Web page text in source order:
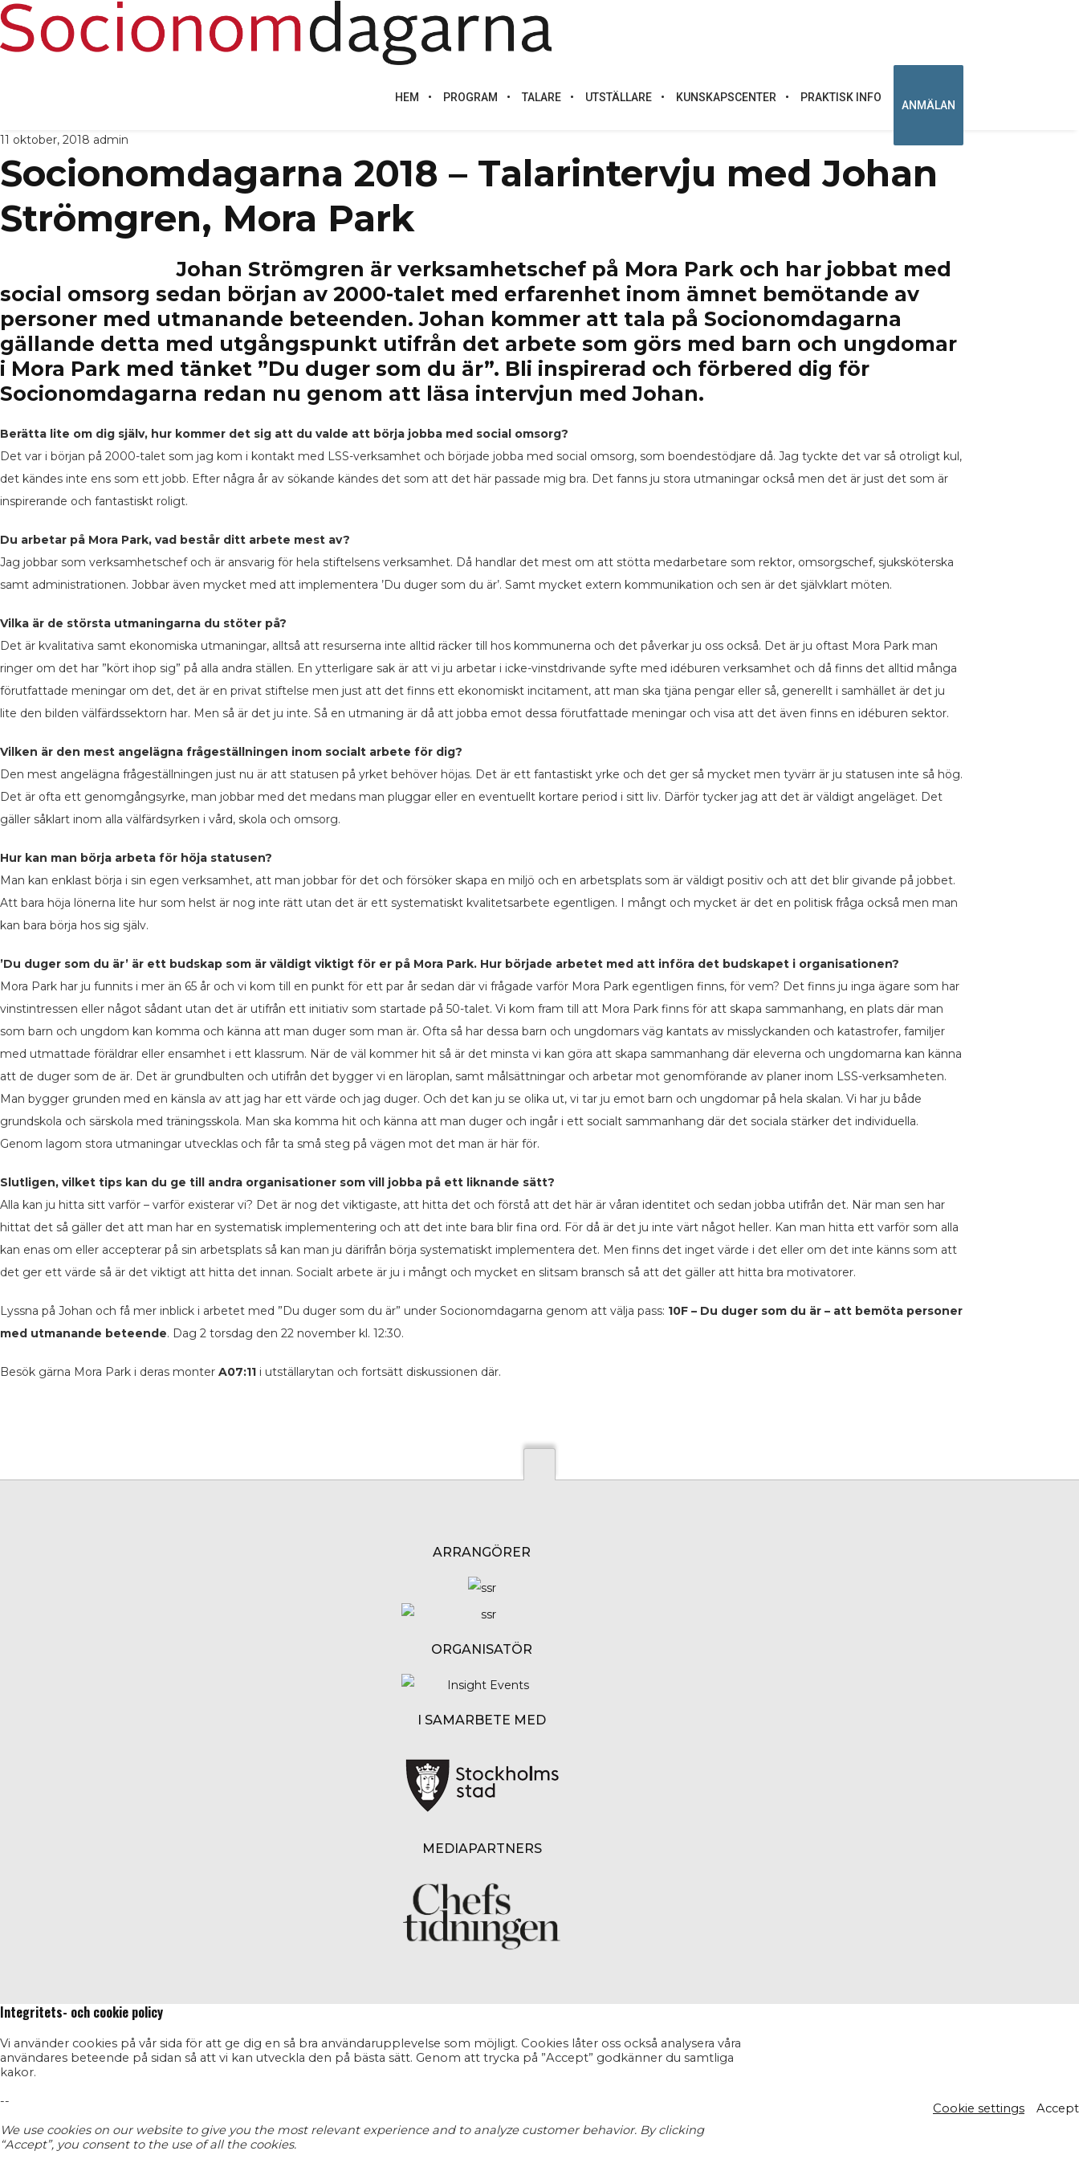
HEM PROGRAM TALARE UTSTÄLLARE KUNSKAPSCENTER PRAKTISK INFO
ANMÄLAN
11 oktober, 2018 admin
Socionomdagarna 2018 – Talarintervju med Johan
Strömgren, Mora Park
Johan Strömgren är verksamhetschef på Mora Park och har jobbat med
social omsorg sedan början av 2000-talet med erfarenhet inom ämnet bemötande av
personer med utmanande beteenden. Johan kommer att tala på Socionomdagarna
gällande detta med utgångspunkt utifrån det arbete som görs med barn och ungdomar
i Mora Park med tänket ”Du duger som du är”. Bli inspirerad och förbered dig för
Socionomdagarna redan nu genom att läsa intervjun med Johan.
Berätta lite om dig själv, hur kommer det sig att du valde att börja jobba med social omsorg?
Det var i början på 2000-talet som jag kom i kontakt med LSS-verksamhet och började jobba med social omsorg, som boendestödjare då. Jag tyckte det var så otroligt kul,
det kändes inte ens som ett jobb. Efter några år av sökande kändes det som att det här passade mig bra. Det fanns ju stora utmaningar också men det är just det som är
inspirerande och fantastiskt roligt.
Du arbetar på Mora Park, vad består ditt arbete mest av?
Jag jobbar som verksamhetschef och är ansvarig för hela stiftelsens verksamhet. Då handlar det mest om att stötta medarbetare som rektor, omsorgschef, sjuksköterska
samt administrationen. Jobbar även mycket med att implementera ’Du duger som du är’. Samt mycket extern kommunikation och sen är det självklart möten.
Vilka är de största utmaningarna du stöter på?
Det är kvalitativa samt ekonomiska utmaningar, alltså att resurserna inte alltid räcker till hos kommunerna och det påverkar ju oss också. Det är ju oftast Mora Park man
ringer om det har ”kört ihop sig” på alla andra ställen. En ytterligare sak är att vi ju arbetar i icke-vinstdrivande syfte med idéburen verksamhet och då finns det alltid många
förutfattade meningar om det, det är en privat stiftelse men just att det finns ett ekonomiskt incitament, att man ska tjäna pengar eller så, generellt i samhället är det ju
lite den bilden välfärdssektorn har. Men så är det ju inte. Så en utmaning är då att jobba emot dessa förutfattade meningar och visa att det även finns en idéburen sektor.
Vilken är den mest angelägna frågeställningen inom socialt arbete för dig?
Den mest angelägna frågeställningen just nu är att statusen på yrket behöver höjas. Det är ett fantastiskt yrke och det ger så mycket men tyvärr är ju statusen inte så hög.
Det är ofta ett genomgångsyrke, man jobbar med det medans man pluggar eller en eventuellt kortare period i sitt liv. Därför tycker jag att det är väldigt angeläget. Det
gäller såklart inom alla välfärdsyrken i vård, skola och omsorg.
Hur kan man börja arbeta för höja statusen?
Man kan enklast börja i sin egen verksamhet, att man jobbar för det och försöker skapa en miljö och en arbetsplats som är väldigt positiv och att det blir givande på jobbet.
Att bara höja lönerna lite hur som helst är nog inte rätt utan det är ett systematiskt kvalitetsarbete egentligen. I mångt och mycket är det en politisk fråga också men man
kan bara börja hos sig själv.
’Du duger som du är’ är ett budskap som är väldigt viktigt för er på Mora Park. Hur började arbetet med att införa det budskapet i organisationen?
Mora Park har ju funnits i mer än 65 år och vi kom till en punkt för ett par år sedan där vi frågade varför Mora Park egentligen finns, för vem? Det finns ju inga ägare som har
vinstintressen eller något sådant utan det är utifrån ett initiativ som startade på 50-talet. Vi kom fram till att Mora Park finns för att skapa sammanhang, en plats där man
som barn och ungdom kan komma och känna att man duger som man är. Ofta så har dessa barn och ungdomars väg kantats av misslyckanden och katastrofer, familjer
med utmattade föräldrar eller ensamhet i ett klassrum. När de väl kommer hit så är det minsta vi kan göra att skapa sammanhang där eleverna och ungdomarna kan känna
att de duger som de är. Det är grundbulten och utifrån det bygger vi en läroplan, samt målsättningar och arbetar mot genomförande av planer inom LSS-verksamheten.
Man bygger grunden med en känsla av att jag har ett värde och jag duger. Och det kan ju se olika ut, vi tar ju emot barn och ungdomar på hela skalan. Vi har ju både
grundskola och särskola med träningsskola. Man ska komma hit och känna att man duger och ingår i ett socialt sammanhang där det sociala stärker det individuella.
Genom lagom stora utmaningar utvecklas och får ta små steg på vägen mot det man är här för.
Slutligen, vilket tips kan du ge till andra organisationer som vill jobba på ett liknande sätt?
Alla kan ju hitta sitt varför – varför existerar vi? Det är nog det viktigaste, att hitta det och förstå att det här är våran identitet och sedan jobba utifrån det. När man sen har
hittat det så gäller det att man har en systematisk implementering och att det inte bara blir fina ord. För då är det ju inte värt något heller. Kan man hitta ett varför som alla
kan enas om eller accepterar på sin arbetsplats så kan man ju därifrån börja systematiskt implementera det. Men finns det inget värde i det eller om det inte känns som att
det ger ett värde så är det viktigt att hitta det innan. Socialt arbete är ju i mångt och mycket en slitsam bransch så att det gäller att hitta bra motivatorer.
Lyssna på Johan och få mer inblick i arbetet med ”Du duger som du är” under Socionomdagarna genom att välja pass: 10F – Du duger som du är – att bemöta personer
med utmanande beteende. Dag 2 torsdag den 22 november kl. 12:30.
Besök gärna Mora Park i deras monter A07:11 i utställarytan och fortsätt diskussionen där.
ARRANGÖRER
ORGANISATÖR
I SAMARBETE MED
MEDIAPARTNERS
Integritets- och cookie policy
Vi använder cookies på vår sida för att ge dig en så bra användarupplevelse som möjligt. Cookies låter oss också analysera våra
användares beteende på sidan så att vi kan utveckla den på bästa sätt. Genom att trycka på ”Accept” godkänner du samtliga
kakor.
--
We use cookies on our website to give you the most relevant experience and to analyze customer behavior. By clicking
“Accept”, you consent to the use of all the cookies.
Cookie settings Accept